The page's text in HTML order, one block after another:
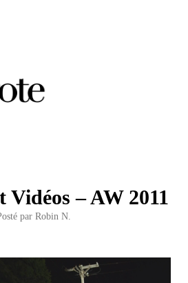
Vidéos – AW 2011
par Robin N.